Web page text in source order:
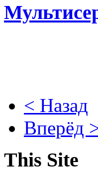
< Назад
Вперёд
This Site